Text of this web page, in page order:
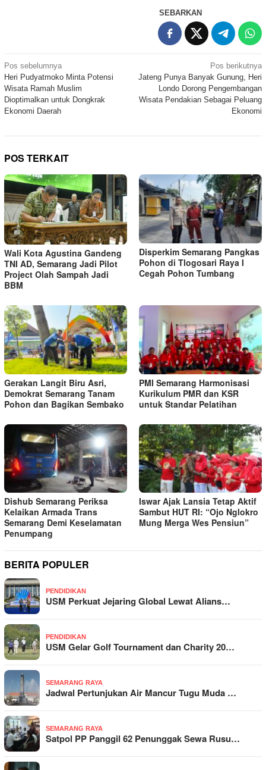
SEBARKAN
Navigasi
pos
Pos sebelumnya
Heri Pudyatmoko Minta Potensi
Wisata Ramah Muslim
Dioptimalkan untuk Dongkrak
Ekonomi Daerah
Pos berikutnya
Jateng Punya Banyak Gunung, Heri
Londo Dorong Pengembangan
Wisata Pendakian Sebagai Peluang
Ekonomi
POS TERKAIT
Wali Kota Agustina Gandeng
TNI AD, Semarang Jadi Pilot
Project Olah Sampah Jadi
BBM
Disperkim Semarang Pangkas
Pohon di Tlogosari Raya I
Cegah Pohon Tumbang
Gerakan Langit Biru Asri,
Demokrat Semarang Tanam
Pohon dan Bagikan Sembako
PMI Semarang Harmonisasi
Kurikulum PMR dan KSR
untuk Standar Pelatihan
Dishub Semarang Periksa
Kelaikan Armada Trans
Semarang Demi Keselamatan
Penumpang
Iswar Ajak Lansia Tetap Aktif
Sambut HUT RI: “Ojo Nglokro
Mung Merga Wes Pensiun”
BERITA POPULER
PENDIDIKAN
USM Perkuat Jejaring Global Lewat Alians…
PENDIDIKAN
USM Gelar Golf Tournament dan Charity 20…
SEMARANG RAYA
Jadwal Pertunjukan Air Mancur Tugu Muda …
SEMARANG RAYA
Satpol PP Panggil 62 Penunggak Sewa Rusu…